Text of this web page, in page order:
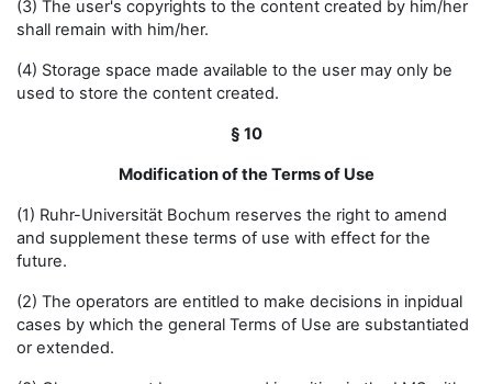
(3) The user's copyrights to the content created by him/her
shall remain with him/her.
(4) Storage space made available to the user may only be
used to store the content created.
§ 10
Modification of the Terms of Use
(1) Ruhr-Universität Bochum reserves the right to amend
and supplement these terms of use with effect for the
future.
(2) The operators are entitled to make decisions in inpidual
cases by which the general Terms of Use are substantiated
or extended.